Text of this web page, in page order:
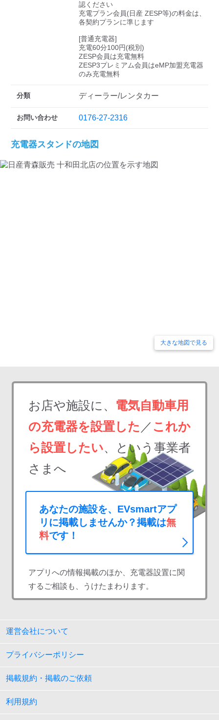
認ください
充電プラン会員(日産 ZESP等)の料金は、
各契約プランに準じます
[普通充電器]
充電60分100円(税別)
ZESP会員は充電無料
ZESP3プレミアム会員はeMP加盟充電器
のみ充電無料
分類 ディーラー/レンタカー
お問い合わせ 0176-27-2316
充電器スタンドの地図
大きな地図で見る
お店や施設に、 電気自動車用
の充電器を設置した ／ これか
ら設置したい、という事業者
さまへ
あなたの施設を、EVsmartアプ
リに掲載しませんか？掲載は無
料です！
アプリへの情報掲載のほか、充電器設置に関
するご相談も、うけたまわります。
運営会社について
プライバシーポリシー
掲載規約・掲載のご依頼
利用規約